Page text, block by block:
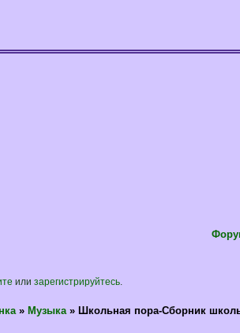
или зарегистрируйтесь.
» Музыка » Школьная пора-Сборник